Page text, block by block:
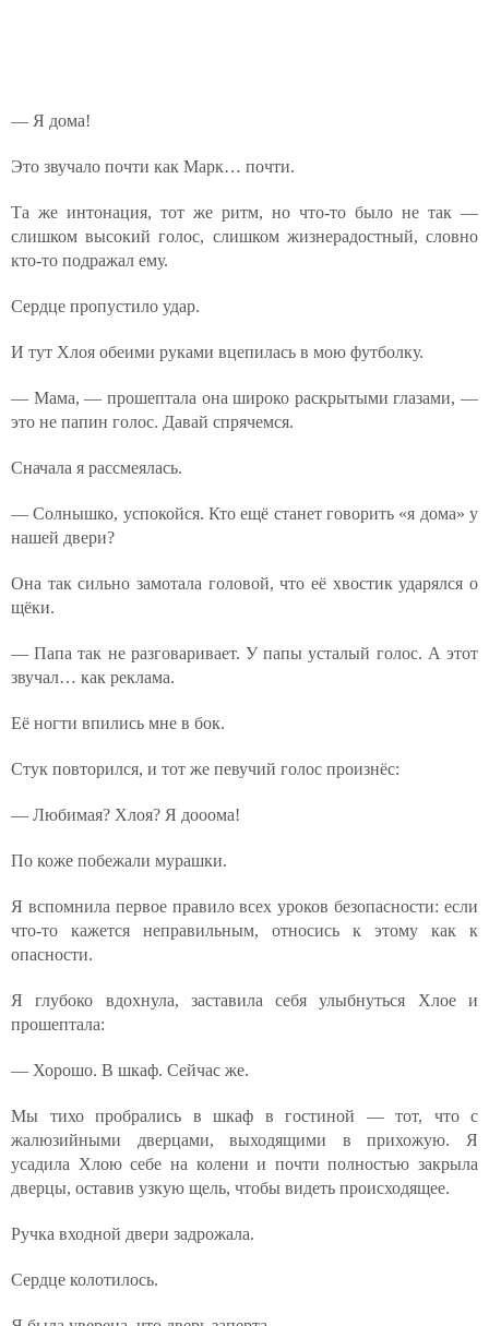
— Я дома!
Это звучало почти как Марк… почти.
Та же интонация, тот же ритм, но что-то было не так —
слишком высокий голос, слишком жизнерадостный, словно
кто-то подражал ему.
Сердце пропустило удар.
И тут Хлоя обеими руками вцепилась в мою футболку.
— Мама, — прошептала она широко раскрытыми глазами, —
это не папин голос. Давай спрячемся.
Сначала я рассмеялась.
— Солнышко, успокойся. Кто ещё станет говорить «я дома» у
нашей двери?
Она так сильно замотала головой, что её хвостик ударялся о
щёки.
— Папа так не разговаривает. У папы усталый голос. А этот
звучал… как реклама.
Её ногти впились мне в бок.
Стук повторился, и тот же певучий голос произнёс:
— Любимая? Хлоя? Я дооома!
По коже побежали мурашки.
Я вспомнила первое правило всех уроков безопасности: если
что-то кажется неправильным, относись к этому как к
опасности.
Я глубоко вдохнула, заставила себя улыбнуться Хлое и
прошептала:
— Хорошо. В шкаф. Сейчас же.
Мы тихо пробрались в шкаф в гостиной — тот, что с
жалюзийными дверцами, выходящими в прихожую. Я
усадила Хлою себе на колени и почти полностью закрыла
дверцы, оставив узкую щель, чтобы видеть происходящее.
Ручка входной двери задрожала.
Сердце колотилось.